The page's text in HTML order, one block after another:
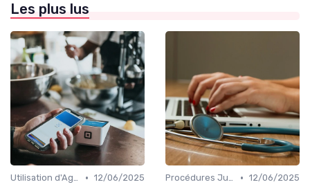
Les plus lus
Utilisation d'Agences de Recouvrement • 12/06/2025
Procédures Judiciaires et Contentieuses • 12/06/2025